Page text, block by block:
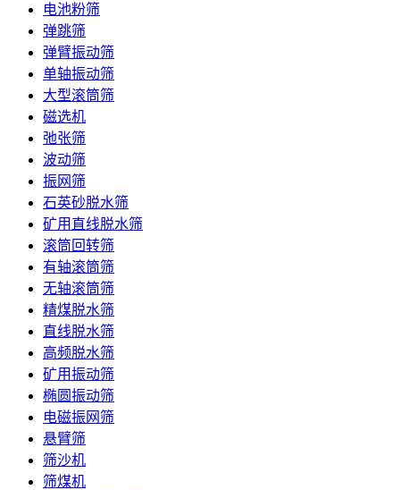
电池粉筛
弹跳筛
弹臂振动筛
单轴振动筛
大型滚筒筛
磁选机
弛张筛
波动筛
振网筛
石英砂脱水筛
矿用直线脱水筛
滚筒回转筛
有轴滚筒筛
无轴滚筒筛
精煤脱水筛
直线脱水筛
高频脱水筛
矿用振动筛
椭圆振动筛
电磁振网筛
悬臂筛
筛沙机
筛煤机